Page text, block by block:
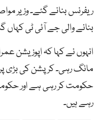
ریفرنس بنانے گئے۔ وزیر
بنانے والی جے آئی ٹی کہاں
انہوں نے کہا کہ اپوزیشن
مانگ رہی۔ کرپشن کی بڑی
حکومت کر رہی ہے اور
رہے ہیں۔